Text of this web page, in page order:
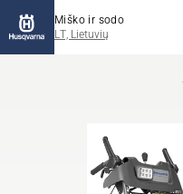
Miško ir sodo
LT, Lietuvių